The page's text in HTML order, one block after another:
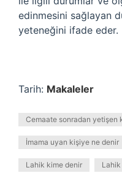
edinmesini sağlayan
yeteneğini ifade eder.
Tarih: Makaleler
Cemaate sonradan yetişen
İmama uyan kişiye ne denir
Lahik kime denir Lahik